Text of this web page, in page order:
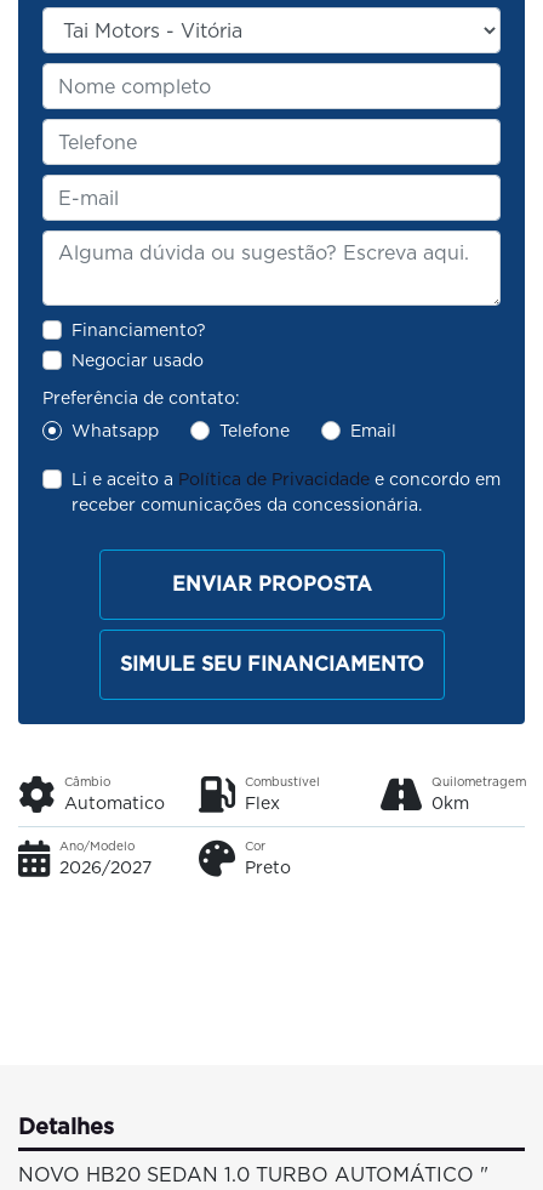
Financiamento?
Negociar usado
Preferência de contato:
Whatsapp
Telefone Email
Li e aceito a Política de Privacidade e concordo em
receber comunicações da concessionária.
ENVIAR PROPOSTA
SIMULE SEU FINANCIAMENTO
Câmbio
Automatico
Combustível
Flex
Quilometragem
0km
Ano/Modelo
2026/2027
Cor
Preto
Detalhes
NOVO HB20 SEDAN 1.0 TURBO AUTOMÁTICO "